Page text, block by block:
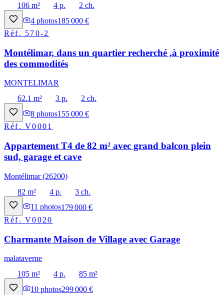
106 m²
4 p.
2 ch.
4 photos185 000 €
Réf. 570-2
Montélimar, dans un quartier recherché ,à proximité
des commodités
MONTELIMAR
62.1 m²
3 p.
2 ch.
8 photos155 000 €
Réf.V0001
Appartement T4 de 82 m² avec grand balcon plein
sud, garage et cave
Montélimar (26200)
82 m²
4 p.
3 ch.
11 photos179 000 €
Réf.V0020
Charmante Maison de Village avec Garage
malataverne
105 m²
4 p.
85 m²
10 photos299 000 €